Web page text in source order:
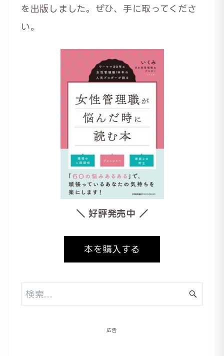
を出版しました。ぜひ、手に取ってくださ
い。
＼ 好評発売中 ／
本を購入する
広告